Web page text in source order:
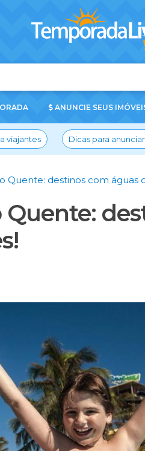
ANUNCIE SEUS
viajantes Dicas para
Quente: destinos com águas
Quente: